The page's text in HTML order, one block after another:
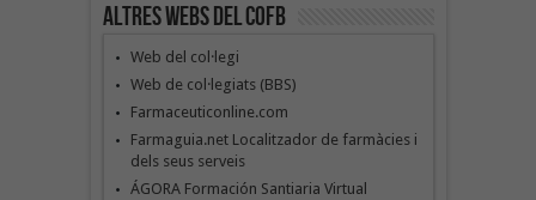
Altres webs del COFB
Web del col·legi
Web de col·legiats (BBS)
Farmaceuticonline.com
Farmaguia.net Localitzador de farmàcies i
dels seus serveis
ÁGORA Formación Santiaria Virtual